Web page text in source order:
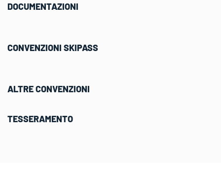
DOCUMENTAZIONI
CONVENZIONI SKIPASS
ALTRE CONVENZIONI
TESSERAMENTO